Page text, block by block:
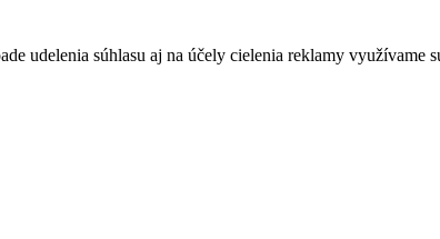
udelenia súhlasu aj na účely cielenia reklamy využívame